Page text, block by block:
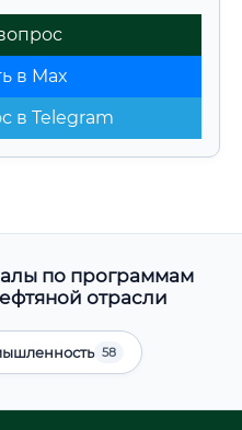
в Max
в Telegram
по программам
отрасли
58